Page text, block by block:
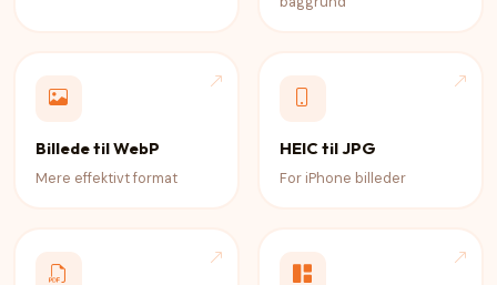
Billede til WebP
Mere effektivt format
HEIC til JPG
For iPhone billeder